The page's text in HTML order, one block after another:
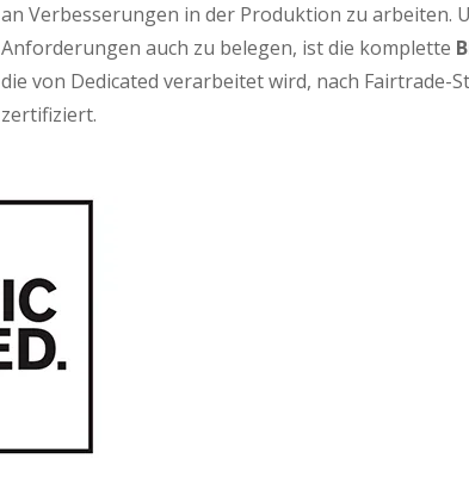
an Verbesserungen in der Produktion zu arbeiten.
Anforderungen auch zu belegen, ist die komplette
die von Dedicated verarbeitet wird, nach Fairtrade-
zertifiziert.